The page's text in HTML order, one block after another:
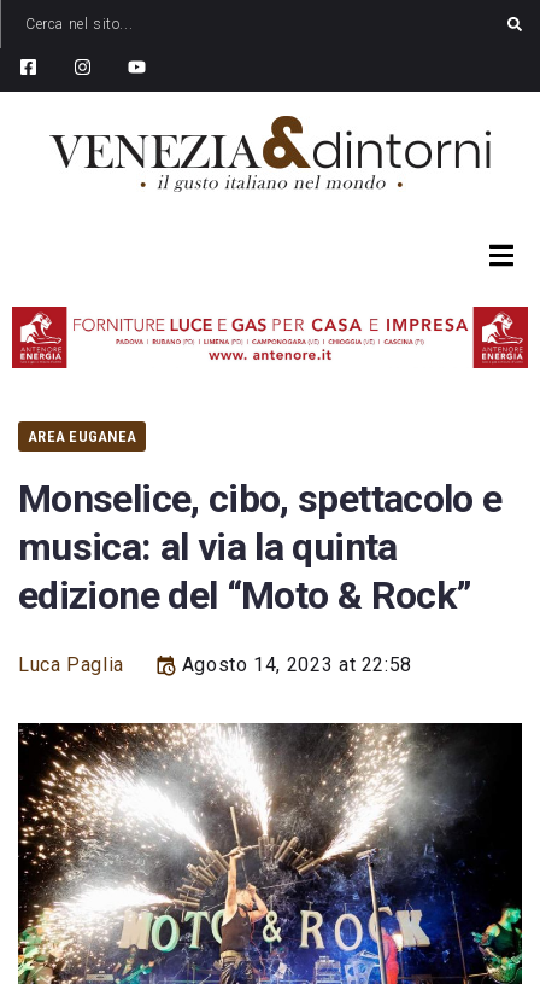
AREA EUGANEA
Monselice, cibo, spettacolo e
musica: al via la quinta
edizione del “Moto & Rock”
Luca Paglia Agosto 14, 2023 at 22:58